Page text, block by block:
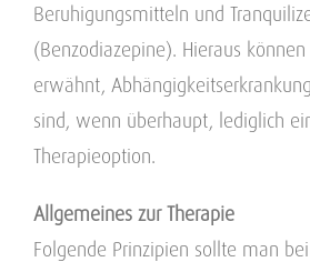
Beruhigungsmitteln und
(Benzodiazepine). Hieraus
erwähnt,
sind, wenn überhaupt, lediglich
Therapieoption.
Allgemeines zur Therapie
Folgende Prinzipien sollte man